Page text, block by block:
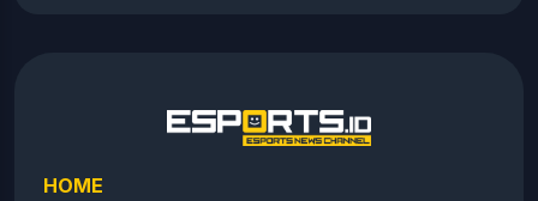
HOME